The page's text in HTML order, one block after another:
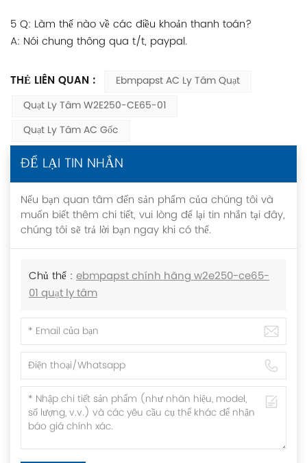
5 Q: Làm thế nào về các điều khoản thanh toán?
A: Nói chung thông qua t/t, paypal.
THẺ LIÊN QUAN :
Ebmpapst AC Ly Tâm Quạt
Quạt Ly Tâm W2E250-CE65-01
Quạt Ly Tâm AC Gốc
ĐỂ LẠI TIN NHẮN
Nếu bạn quan tâm đến sản phẩm của chúng tôi và
muốn biết thêm chi tiết, vui lòng để lại tin nhắn tại đây,
chúng tôi sẽ trả lời bạn ngay khi có thể.
Chủ thể : ebmpapst chính hãng w2e250-ce65-
01 quạt ly tâm